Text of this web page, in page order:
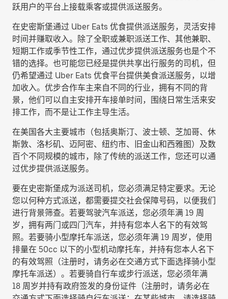
跃用户的平台上接载乘客或提供派送服务。
在史密斯堡通过 Uber Eats 优食提供派送服务，灵活安排
时间并赚取收入。除了全职或兼职派送工作、其他兼职、
短期工作或季节性工作，通过优步提供派送服务也是个不
错的选择。也可能您已经是提供共享出行服务的司机，但
仍希望通过 Uber Eats 优食平台提供美食派送服务，以增
加收入。优步合作车主来自不同的行业，拥有不同的背
景，他们可以自主安排开车接单时间，围绕日常生活来安
排工作，而不是让工作主导生活。
在美国各大主要城市（包括奥斯汀、波士顿、芝加哥、休
斯敦、洛杉矶、迈阿密、纽约市、旧金山和西雅图）及数
百个不同规模的城市，除了传统的派送工作，您还可以通
过优步提供派送服务。
要在史密斯堡成为派送司机，您必须满足特定要求。无论
您以何种方式派送，都需要提交社会保障号码，以便我们
进行背景筛查。若要驾驶汽车派送，您必须年满 19 周
岁，拥有两门或四门汽车，并持有您本人名下的有效驾
照。若要骑小型摩托车派送，您必须年满 19 周岁，使用
排量在 50cc 以下的小型机动摩托车，并持有您本人名下
的有效驾照（注册时，请务必在交通方式下面选择骑小型
摩托车派送）。若要骑自行车或步行派送，您必须年满
18 周岁并持有政府签发的身份证件（注册时，请务必在